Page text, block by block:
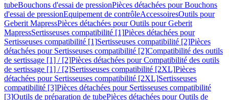
tubeBouchons d'essai de pressionPièces détachées pour Bouchons
d'essai de pressionEquipement de contrôleAccessoiresOutils pour
Geberit MapressPièces détachées pour Outils pour Geberit
MapressSertisseuses compatibilité [1]Pièces détachées pour
Sertisseuses compatibilité [1]Sertisseuses compatibilité [2]Pièces
détachées pour Sertisseuses compatibilité [2]Compatibilité des outils
de sertissage [1] / [2]Pièces détachées pour Compatibilité des outils
de sertissage [1] / [2]Sertisseuses compatibilité [2XL]Pièces
détachées pour Sertisseuses compatibilité [2XL]Sertisseuses
compatibilité [3]Pièces détachées pour Sertisseuses compatibilité
[3]Outils de préparation de tubePièces détachées pour Outils de